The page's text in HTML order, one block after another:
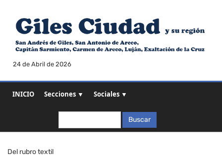
24 de Abril de 2026
INICIO Secciones ▼ Sociales ▼
Buscar
Del rubro textil